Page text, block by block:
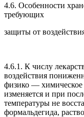
4.6. Особенности
требующих
защиты от
4.6.1. К числу
воздействия
физико — химическое
изменяется и при
температуры не
формальдегида,